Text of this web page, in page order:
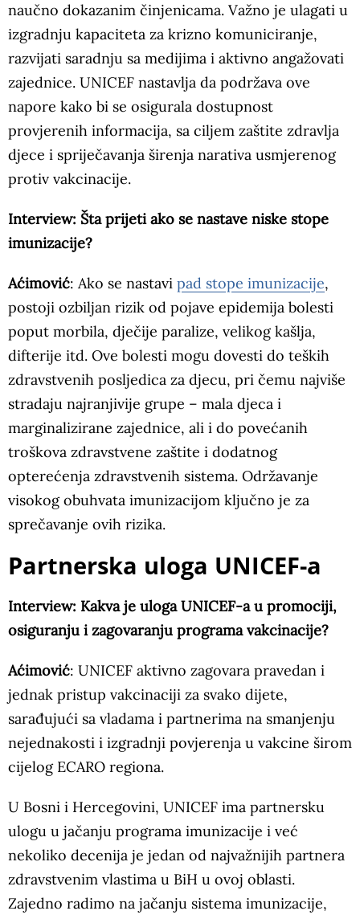
naučno dokazanim činjenicama. Važno je ulagati u
izgradnju kapaciteta za krizno komuniciranje,
razvijati saradnju sa medijima i aktivno angažovati
zajednice. UNICEF nastavlja da podržava ove
napore kako bi se osigurala dostupnost
provjerenih informacija, sa ciljem zaštite zdravlja
djece i spriječavanja širenja narativa usmjerenog
protiv vakcinacije.
Interview: Šta prijeti ako se nastave niske stope
imunizacije?
Aćimović: Ako se nastavi pad stope imunizacije,
postoji ozbiljan rizik od pojave epidemija bolesti
poput morbila, dječije paralize, velikog kašlja,
difterije itd. Ove bolesti mogu dovesti do teških
zdravstvenih posljedica za djecu, pri čemu najviše
stradaju najranjivije grupe – mala djeca i
marginalizirane zajednice, ali i do povećanih
troškova zdravstvene zaštite i dodatnog
opterećenja zdravstvenih sistema. Održavanje
visokog obuhvata imunizacijom ključno je za
sprečavanje ovih rizika.
Partnerska uloga UNICEF-a
Interview: Kakva je uloga UNICEF-a u promociji,
osiguranju i zagovaranju programa vakcinacije?
Aćimović: UNICEF aktivno zagovara pravedan i
jednak pristup vakcinaciji za svako dijete,
sarađujući sa vladama i partnerima na smanjenju
nejednakosti i izgradnji povjerenja u vakcine širom
cijelog ECARO regiona.
U Bosni i Hercegovini, UNICEF ima partnersku
ulogu u jačanju programa imunizacije i već
nekoliko decenija je jedan od najvažnijih partnera
zdravstvenim vlastima u BiH u ovoj oblasti.
Zajedno radimo na jačanju sistema imunizacije,